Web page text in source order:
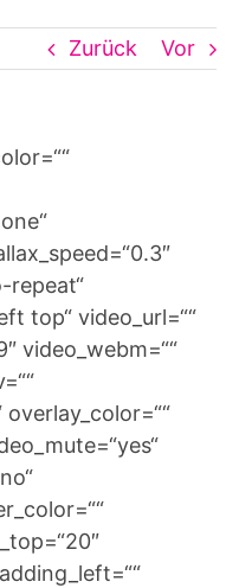
Zurück Vor
repeat“
top“ video_url=““
video_webm=““